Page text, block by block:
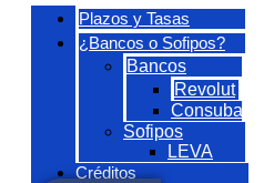
Plazos y Tasas
¿Bancos o Sofipos?
Bancos
Revolut
Consubanco
Sofipos
LEVA
Créditos